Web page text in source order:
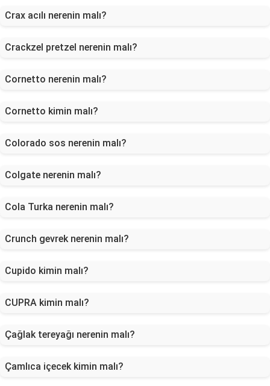
Crax acılı nerenin malı?
Crackzel pretzel nerenin malı?
Cornetto nerenin malı?
Cornetto kimin malı?
Colorado sos nerenin malı?
Colgate nerenin malı?
Cola Turka nerenin malı?
Crunch gevrek nerenin malı?
Cupido kimin malı?
CUPRA kimin malı?
Çağlak tereyağı nerenin malı?
Çamlıca içecek kimin malı?